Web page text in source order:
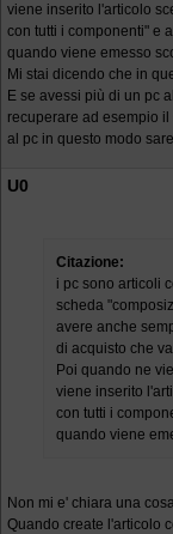
viene inserito l'articolo
con tutti i componenti" e
quando viene emesso
Mi stai dicendo che in
E se avessi più di un pc
recuperare ad esempio
al pc in questo modo
U0
Citazione:
i pc sono articoli
scheda
avere anche
di acquisto che
Poi quando ne
viene inserito
con tutti i
quando viene
Non mi e' chiara una
Quando create l'articolo